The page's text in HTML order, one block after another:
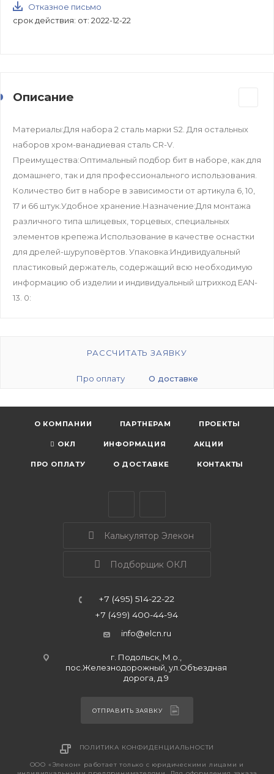
Отказное письмо
срок действия: от: 2022-12-22
Описание
Материалы:Для набора 2 сталь марки S2. Для остальных
наборов хром-ванадиевая сталь CR-V.
Преимущества:Оптимальный подбор бит в наборе, как для
домашнего, так и для профессионального использования.
Количество бит в наборе в зависимости от артикула 6, 10,
17 и 66 штук.Удобное хранение.Назначение:Для монтажа
различного типа шлицевых, торцевых, специальных
элементов крепежа.Использование в качестве оснастки
для дрелей-шуруповёртов. Упаковка:Индивидуальный
пластиковый держатель, содержащий всю необходимую
информацию об изделии и индивидуальный штрихкод EAN-
13. 0:
РАССЧИТАТЬ ЗАЯВКУ
Про оплату О доставке
О КОМПАНИИ ПАРТНЕРАМ ПРОЕКТЫ
ОКЛ ИНФОРМАЦИЯ АКЦИИ
ПРО ОПЛАТУ О ДОСТАВКЕ КОНТАКТЫ
Калькулятор Элекон
Подборщик ОКЛ
+7 (495) 514-22-22
+7 (499) 400-44-94
info@elcn.ru
г. Подольск, М.о.,
пос.Железнодорожный, ул.Объездная
дорога, д.9
ОТПРАВИТЬ ЗАЯВКУ
ПОЛИТИКА КОНФИДЕНЦИАЛЬНОСТИ
ООО «Элекон» работает только с юридическими лицами и